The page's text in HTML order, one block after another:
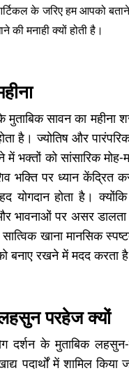
के जरिए हम आपको
की मनाही क्यों होती है।
मुताबिक सावन का महीना
है। ज्योतिष और
में भक्तों को सांसारिक मोह-
भक्ति पर ध्यान केंद्रित
योगदान होता है।
भावनाओं पर असर डालता
खाना मानसिक
बनाए रखने में मदद करता
परहेज क्यों
दर्शन के मुताबिक लहसुन-
पदार्थों में शामिल किया